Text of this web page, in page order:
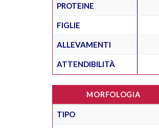
PROTEINE
FIGLIE
ALLEVAMENTI
ATTENDIBILITÀ
MORFOLOGIA
TIPO